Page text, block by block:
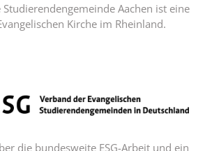
Studierendengemeinde Aachen ist eine
Kirche im Rheinland.
die bundesweite ESG-Arbeit und ein